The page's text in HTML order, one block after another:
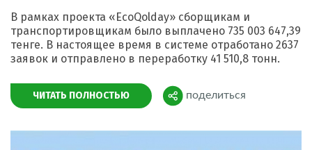
В рамках проекта «EcoQolday» сборщикам и
транспортировщикам было выплачено 735 003 647,39
тенге. В настоящее время в системе отработано 2637
заявок и отправлено в переработку 41 510,8 тонн.
ЧИТАТЬ ПОЛНОСТЬЮ Поделиться
поделиться